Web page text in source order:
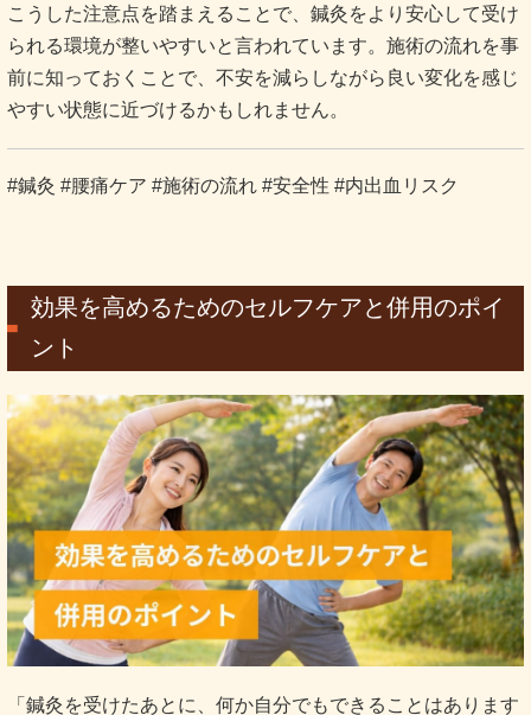
こうした注意点を踏まえることで、鍼灸をより安心して受け
られる環境が整いやすいと言われています。施術の流れを事
前に知っておくことで、不安を減らしながら良い変化を感じ
やすい状態に近づけるかもしれません。
#鍼灸 #腰痛ケア #施術の流れ #安全性 #内出血リスク
効果を高めるためのセルフケアと併用のポイ
ント
「鍼灸を受けたあとに、何か自分でもできることはあります